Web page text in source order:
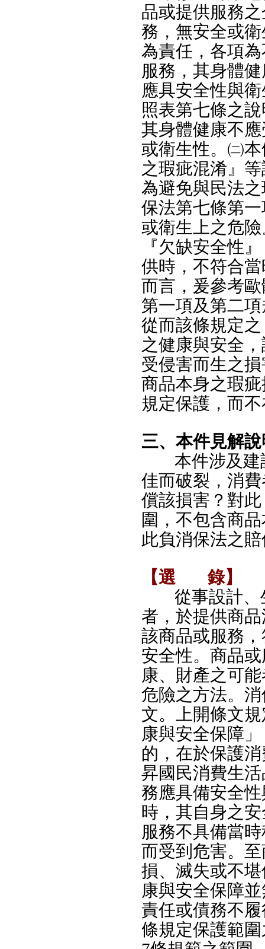
品或提供服務
務，無安全或
為責任，各項
服務，其身體
應具安全性與
照表第七條之
其身體健康不
或衛生性。㈡
之瑕疵混淆』
為避免與民法
保法第七條第
或衛生上之危
『欠缺安全性
供時，不符合
而言，爰參考
第一項及第二
從而該條規定
之健康與安全
受侵害而生之
商品本身之瑕
規定保護，而
三、本件見解
本件涉及
佳而破裂，消
償該損害？對
圍，不包含商
此負消保法之
【選
錄】
從事設計
者，於提供商
該商品或服務
安全性。商品
康、財產之可
危險之方法。
文。上開條文
康與安全保障
的，在於保護
昇國民消費生
務應具備安全
時，其自身之
服務不具備當
而受到危害。
損、滅失或不
康與安全保障
責任或債務不
條規定保護範